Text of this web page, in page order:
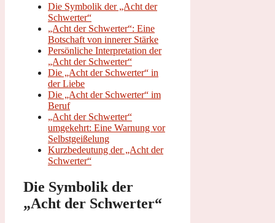
Die Symbolik der „Acht der
Schwerter“
„Acht der Schwerter“: Eine
Botschaft von innerer Stärke
Persönliche Interpretation der
„Acht der Schwerter“
Die „Acht der Schwerter“ in
der Liebe
Die „Acht der Schwerter“ im
Beruf
„Acht der Schwerter“
umgekehrt: Eine Warnung vor
Selbstgeißelung
Kurzbedeutung der „Acht der
Schwerter“
Die Symbolik der
„Acht der Schwerter“